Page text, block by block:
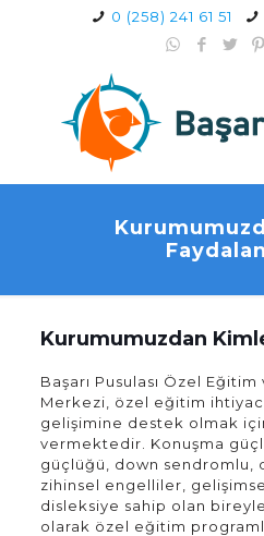
0 (258) 241 61 51
Kurumumuzdan
Başarı Pusulası Özel
Merkezi, özel eğitim
gelişimine destek olmak
vermektedir. Konuşma
güçlüğü, down sendromlu,
zihinsel engelliler,
disleksiye sahip olan
olarak özel eğitim